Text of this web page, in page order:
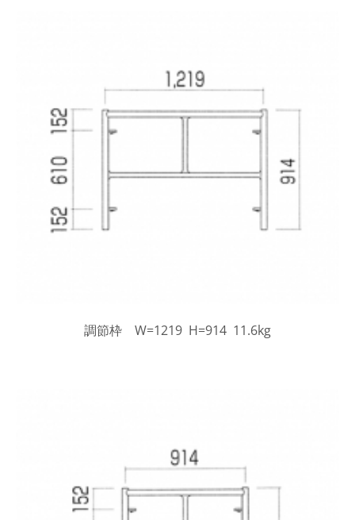
調節枠 W=1219 H=914 11.6kg